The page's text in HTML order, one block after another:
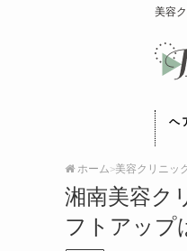
美容
ヘ
ホーム>美容クリニッ
湘南美容ク
フトアップ